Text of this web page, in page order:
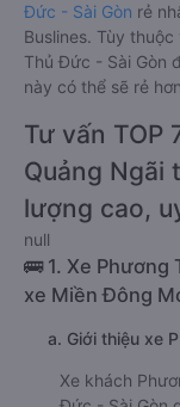
Đức - Sài Gòn rẻ
Buslines. Tùy
Thủ Đức - Sài Gòn
này có thể sẽ rẻ
Tư vấn TOP
Quảng Ngãi
lượng cao,
null
🚌 1. Xe
xe Miền Đông
a. Giới thiệu xe
Xe khách